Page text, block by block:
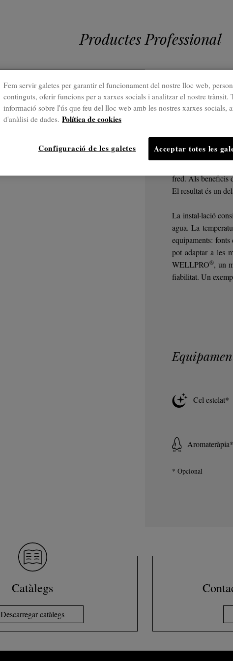
Productes Professional
Ice
La sensació
La innovació del
fred. Als beneficis
El resultat és un
La instal·lació
agua. La
equipaments:
pot adaptar a les
WELLPRO®, un
fiabilitat. Un
Cel estelat*
Aromateràpia*
* Opcional
Catàlegs
Descarregar catàlegs
Fem servir galetes per garantir el funcionament del nostre lloc web,
continguts, oferir funcions per a xarxes socials i analitzar el nostre trànsit.
informació sobre l'ús que feu del lloc web amb les nostres xarxes socials,
d'anàlisi de dades. Política de cookies
Acceptar totes les
Configuració de les galetes